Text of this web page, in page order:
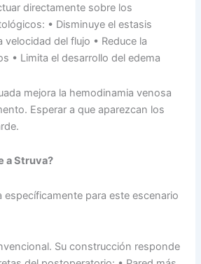
directamente sobre los
• Disminuye el estasis
del flujo • Reduce la
• Limita el desarrollo del edema
mejora la hemodinamia venosa
Esperar a que aparezcan los
a Struva?
específicamente para este escenario
Su construcción responde